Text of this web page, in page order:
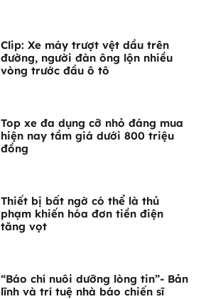
Clip: Xe máy trượt vệt dầu trên
đường, người đàn ông lộn nhiều
vòng trước đầu ô tô
Top xe đa dụng cỡ nhỏ đáng mua
hiện nay tầm giá dưới 800 triệu
đồng
Thiết bị bất ngờ có thể là thủ
phạm khiến hóa đơn tiền điện
tăng vọt
“Báo chí nuôi dưỡng lòng tin”- Bản
lĩnh và trí tuệ nhà báo chiến sĩ